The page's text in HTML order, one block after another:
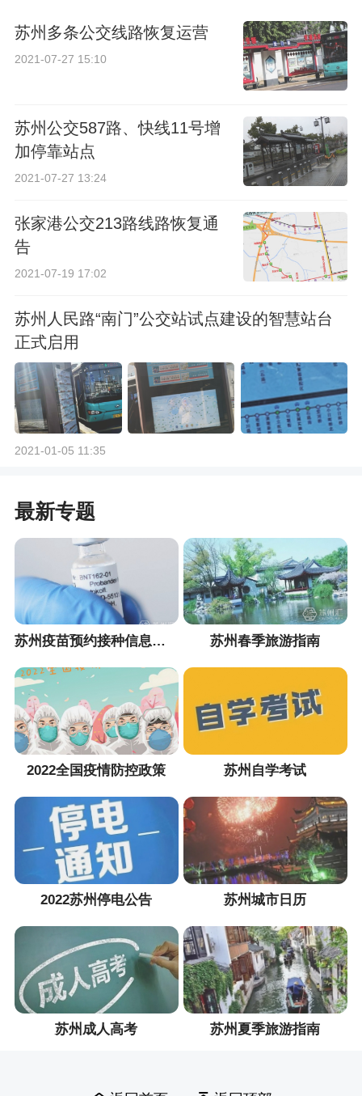
苏州多条公交线路恢复运营
2021-07-27 15:10
苏州公交587路、快线11号增
加停靠站点
2021-07-27 13:24
张家港公交213路线路恢复通
告
2021-07-19 17:02
苏州人民路“南门”公交站试点建设的智慧站台
正式启用
2021-01-05 11:35
最新专题
苏州疫苗预约接种信息汇总 苏州春季旅游指南
2022全国疫情防控政策 苏州自学考试
2022苏州停电公告 苏州城市日历
苏州成人高考 苏州夏季旅游指南